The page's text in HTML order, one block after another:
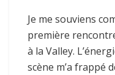
Je me souviens
première
à la Valley.
scène m’a frappé